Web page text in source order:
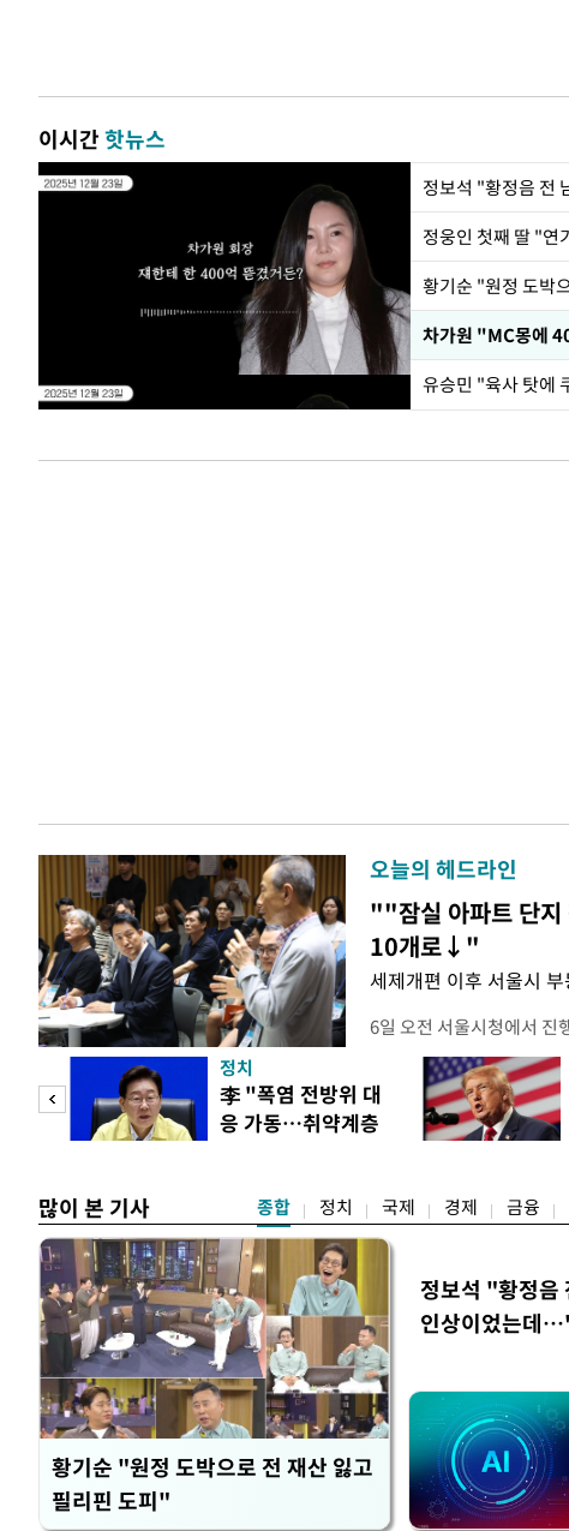
이시간핫뉴스
정웅인 첫째 딸 "연
황기순 "원정 도박
오늘의 헤드라인
""잠실 아파트 단
10개로↓"
세제개편 이후 서울시
6일 오전 서울시청에서 진
대토론회'에서는 정부의
이어졌다. 이날 토론회에
택자와 무주택 청년, 민간
리에이터 등 50여 명이 참
택
정치
李 "폭염 전방위 대
응 가동…취약계층
많이 본 기사 종합 정치 국제 경제 금융
황기순 "원정 도박으로 전 재산 잃고
필리핀 도피"
정보석 "황정음
인상이었는데